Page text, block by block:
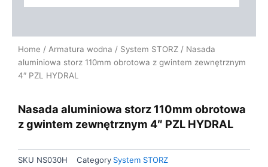
Home / Armatura wodna / System STORZ / Nasada
aluminiowa storz 110mm obrotowa z gwintem zewnętrznym
4″ PZL HYDRAL
Nasada aluminiowa storz 110mm obrotowa
z gwintem zewnętrznym 4″ PZL HYDRAL
SKU NS030H Category System STORZ